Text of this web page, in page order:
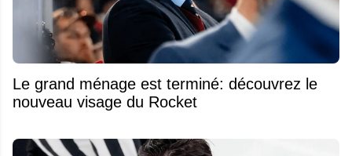
Le grand ménage est terminé: découvrez le
nouveau visage du Rocket